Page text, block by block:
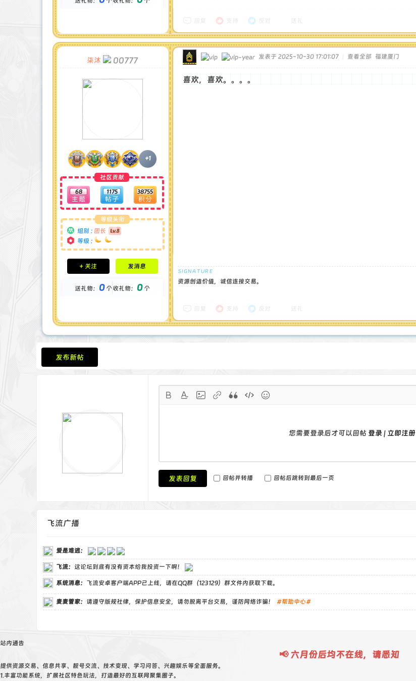
柒沐 00777
+1
社区贡献
68 1175 38755
等级头衔
组别 : 团长
等级 :
积分成就
钻石 : 1 颗
金币 : 0 枚
+ 关注 发消息
送礼物： 0个收礼物： 0个
发表于 2025-10-30 17:01:07 查看全部 福建厦门
喜欢，喜欢。。。。
资源创造价值，诚信连接交易。
发布新帖
您需要登录后才可以回帖 登录 | 立即注册
发表回复 回帖并转播 回帖后跳转到最后一页
飞流广播
爱是难逃：
飞流： 这论坛到底有没有资本给我投资一下啊！
系统消息： 飞流安卓客户端APP已上线，请在QQ群（123129）群文件内获取下载。
麦麦管家： 请遵守版规社律，保护信息安全，请勿脱离平台交易，谨防网络诈骗！ #帮助中心#
站内通告
📢 六月份后均不在线，请悉知
提供资源交易、信息共享、靓号交流、技术变现、学习问答、兴趣娱乐等全面服务。
1.丰富功能系统，扩展社区特色玩法，打造最好的互联网聚集圈子。